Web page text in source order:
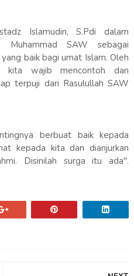
Islamudin, S.Pdi dalam
Muhammad SAW sebagai
baik bagi umat Islam. Oleh
kita wajib mencontoh dan
terpuji dari Rasulullah SAW
berbuat baik kepada
kepada kita dan dianjurkan
Disinilah surga itu ada".